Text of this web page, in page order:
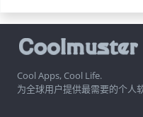
Cool Apps, Cool Life.
为全球用户提供最需要的个人